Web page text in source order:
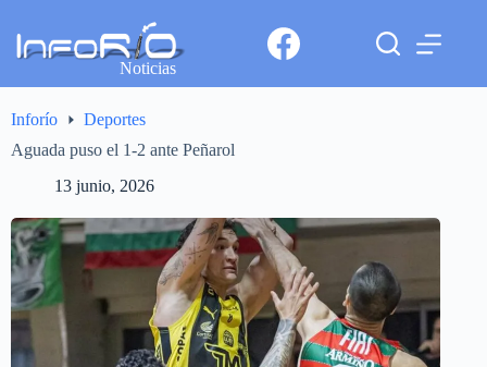
Noticias
Inforío
Deportes
Aguada puso el 1-2 ante Peñarol
13 junio, 2026